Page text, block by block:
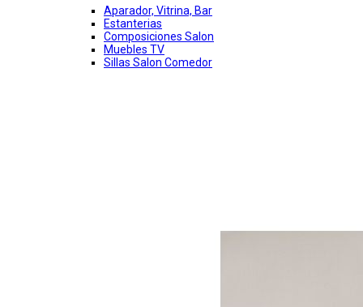
Aparador, Vitrina, Bar
Estanterias
Composiciones Salon
Muebles TV
Sillas Salon Comedor